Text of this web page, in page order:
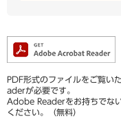
PDF形式のファイルをご覧い
aderが必要です。
Adobe Readerをお持ちでな
ください。（無料）